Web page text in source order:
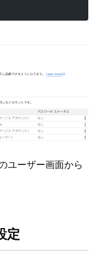
ユーザー画面から
定